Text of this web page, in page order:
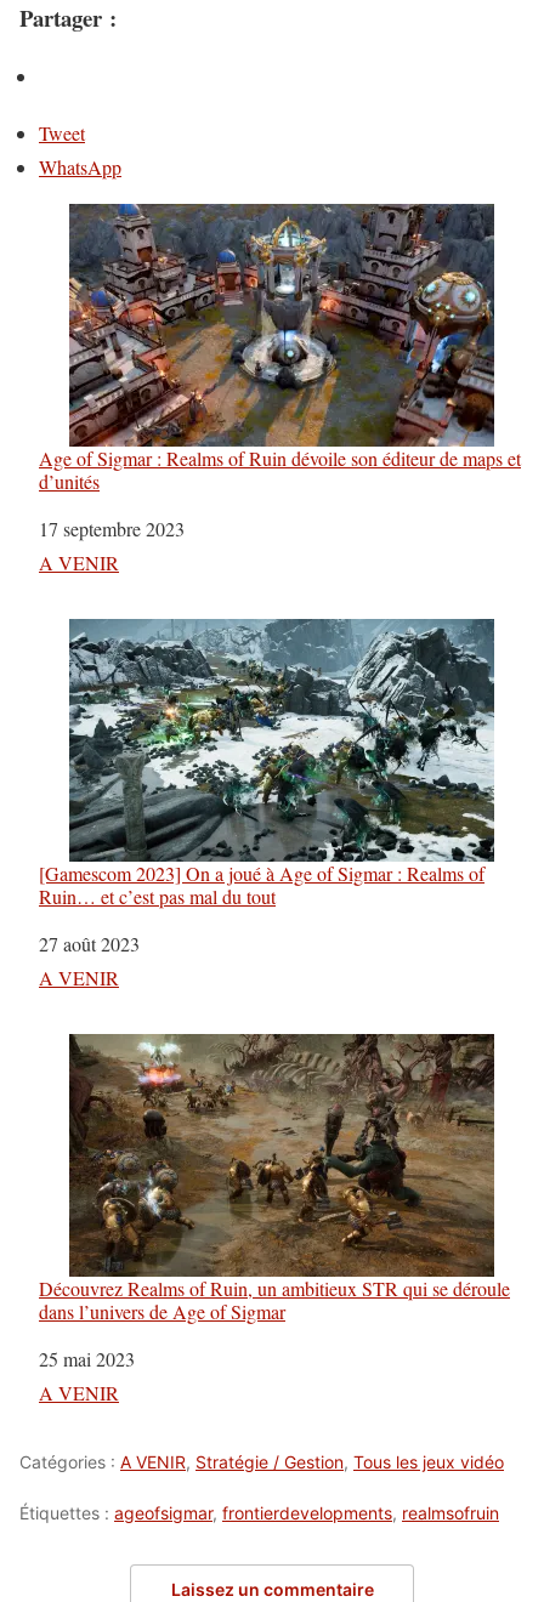
Partager :
Tweet
WhatsApp
Age of Sigmar : Realms of Ruin dévoile son éditeur de maps et
d’unités
Date
17 septembre 2023
Par rapport à
A VENIR
[Gamescom 2023] On a joué à Age of Sigmar : Realms of
Ruin… et c’est pas mal du tout
Date
27 août 2023
Par rapport à
A VENIR
Découvrez Realms of Ruin, un ambitieux STR qui se déroule
dans l’univers de Age of Sigmar
Date
25 mai 2023
Par rapport à
A VENIR
Catégories : A VENIR, Stratégie / Gestion, Tous les jeux vidéo
Étiquettes : ageofsigmar, frontierdevelopments, realmsofruin
Laissez un commentaire